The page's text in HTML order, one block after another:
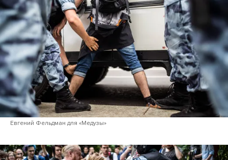
Евгений Фельдман для «Медузы»